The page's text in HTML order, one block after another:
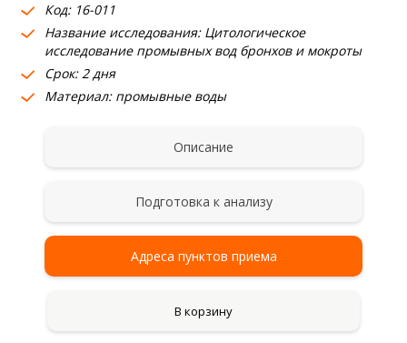
О компании
Где сдать
Партнерам
Код: 16-011
Название исследования: Цитологическое
исследование промывных вод бронхов и мокроты
Срок: 2 дня
Материал: промывные воды
Описание
Подготовка к анализу
Адреса пунктов приема
В корзину